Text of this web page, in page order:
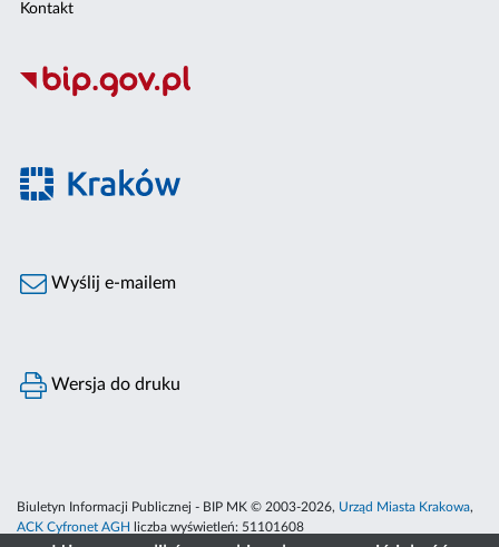
Kontakt
Wyślij e-mailem
Wersja do druku
Biuletyn Informacji Publicznej - BIP MK © 2003-2026, Urząd Miasta Krakowa,
ACK Cyfronet AGH
liczba wyświetleń: 51101608